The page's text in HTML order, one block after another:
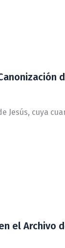
Jesús, cuya
el Archivo